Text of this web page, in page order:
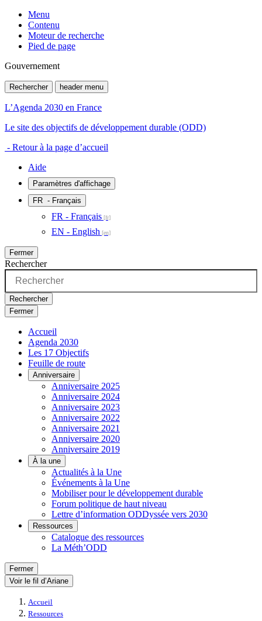
Menu
Contenu
Moteur de recherche
Pied de page
Gouvernement
Rechercher header menu
L’Agenda 2030 en France
Le site des objectifs de développement durable (ODD)
- Retour à la page d’accueil
Aide
Paramètres d'affichage
FR - Français
FR - Français
EN - English
Fermer
Rechercher
Rechercher
Fermer
Accueil
Agenda 2030
Les 17 Objectifs
Feuille de route
Anniversaire
Anniversaire 2025
Anniversaire 2024
Anniversaire 2023
Anniversaire 2022
Anniversaire 2021
Anniversaire 2020
Anniversaire 2019
À la une
Actualités à la Une
Événements à la Une
Mobiliser pour le développement durable
Forum politique de haut niveau
Lettre d’information ODDyssée vers 2030
Ressources
Catalogue des ressources
La Méth’ODD
Fermer
Voir le fil d’Ariane
Accueil
Ressources